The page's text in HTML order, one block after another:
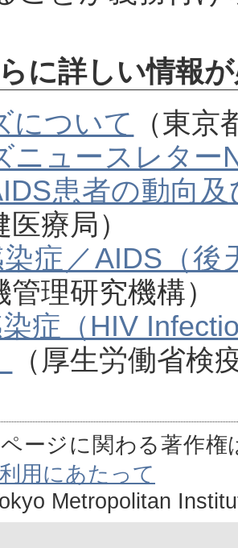
に詳しい情報
について
（東
ニュースレター
患者の動向
療局）
症／AIDS（
管理研究機構）
症（HIV
（厚生労働省検
ージに関わる著作
用にあたって
Metropolitan